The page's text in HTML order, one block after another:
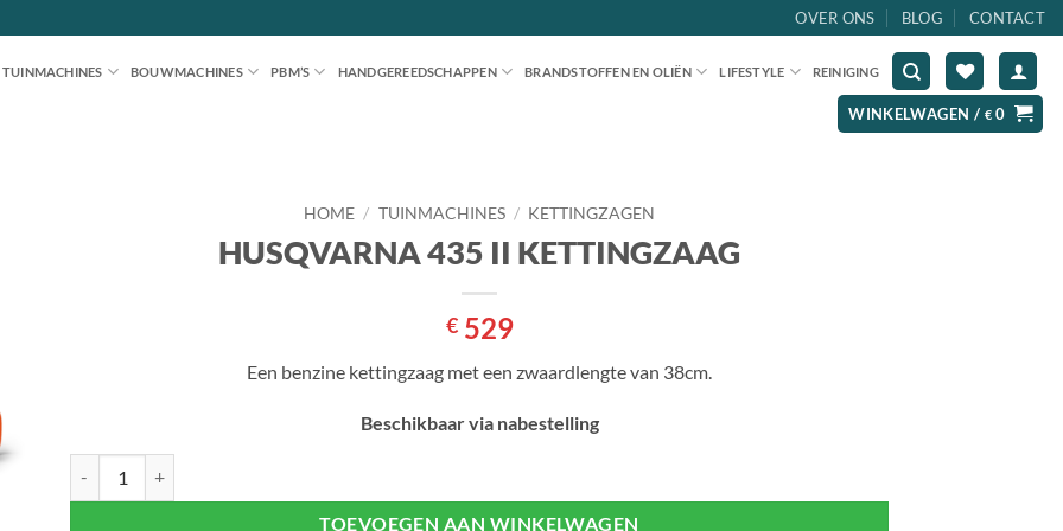
OVER ONS BLOG CONTACT
TUINMACHINES BOUWMACHINES PBM’S HANDGEREEDSCHAPPEN BRANDSTOFFEN EN OLIËN LIFESTYLE REINIGING
WINKELWAGEN / €0
HOME / TUINMACHINES / KETTINGZAGEN
HUSQVARNA 435 II KETTINGZAAG
€529
Een benzine kettingzaag met een zwaardlengte van 38cm.
Beschikbaar via nabestelling
TOEVOEGEN AAN WINKELWAGEN